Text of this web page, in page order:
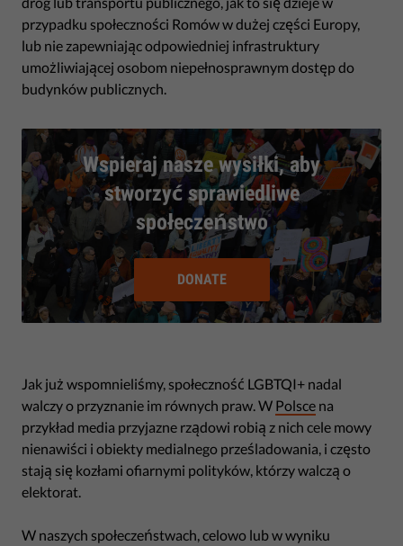
przypadku społeczności Romów w dużej części Europy,
lub nie zapewniając odpowiedniej infrastruktury
umożliwiającej osobom niepełnosprawnym dostęp do
budynków publicznych.
Wspieraj nasze wysiłki, aby
stworzyć sprawiedliwe
społeczeństwo
DONATE
Jak już wspomnieliśmy, społeczność LGBTQI+ nadal
walczy o przyznanie im równych praw. W Polsce na
przykład media przyjazne rządowi robią z nich cele mowy
nienawiści i obiekty medialnego prześladowania, i często
stają się kozłami ofiarnymi polityków, którzy walczą o
elektorat.
W naszych społeczeństwach, celowo lub w wyniku